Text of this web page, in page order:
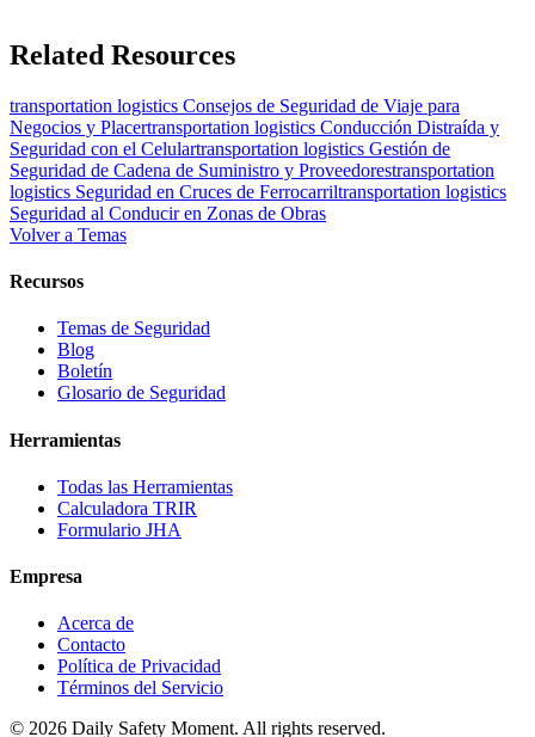
Related Resources
transportation logistics Consejos de Seguridad de Viaje para
Negocios y Placertransportation logistics Conducción Distraída y
Seguridad con el Celulartransportation logistics Gestión de
Seguridad de Cadena de Suministro y Proveedorestransportation
logistics Seguridad en Cruces de Ferrocarriltransportation logistics
Seguridad al Conducir en Zonas de Obras
Volver a Temas
Recursos
Temas de Seguridad
Blog
Boletín
Glosario de Seguridad
Herramientas
Todas las Herramientas
Calculadora TRIR
Formulario JHA
Empresa
Acerca de
Contacto
Política de Privacidad
Términos del Servicio
© 2026 Daily Safety Moment. All rights reserved.